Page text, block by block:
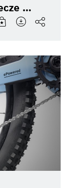
...